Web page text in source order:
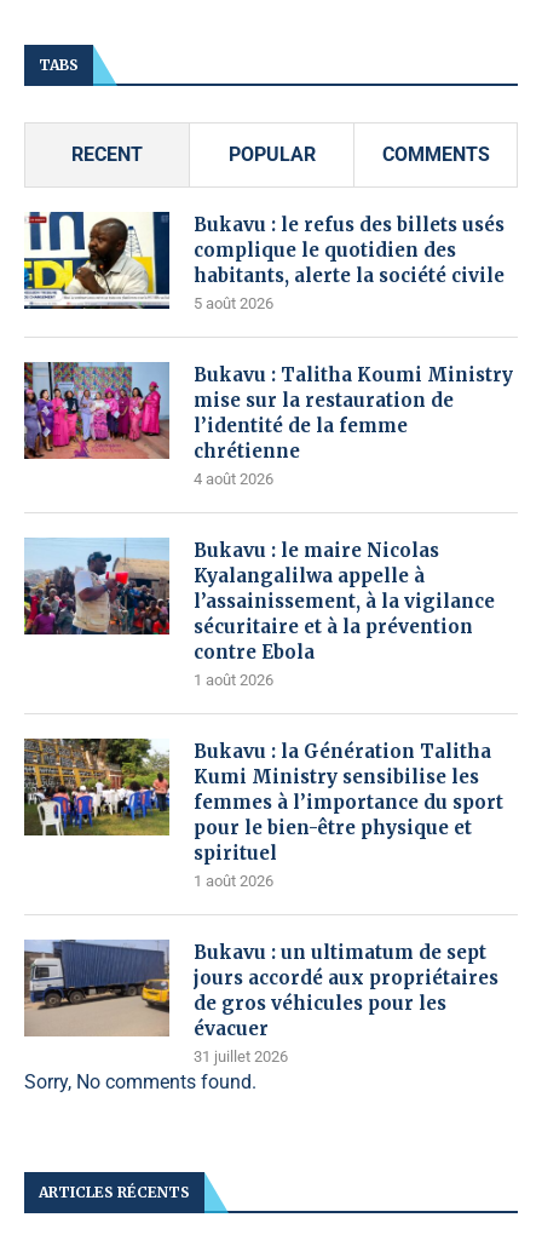
TABS
RECENT POPULAR COMMENTS
Bukavu : le refus des billets usés
complique le quotidien des
habitants, alerte la société civile
5 août 2026
Bukavu : Talitha Koumi Ministry
mise sur la restauration de
l’identité de la femme
chrétienne
4 août 2026
Bukavu : le maire Nicolas
Kyalangalilwa appelle à
l’assainissement, à la vigilance
sécuritaire et à la prévention
contre Ebola
1 août 2026
Bukavu : la Génération Talitha
Kumi Ministry sensibilise les
femmes à l’importance du sport
pour le bien-être physique et
spirituel
1 août 2026
Bukavu : un ultimatum de sept
jours accordé aux propriétaires
de gros véhicules pour les
évacuer
31 juillet 2026
Sorry, No comments found.
ARTICLES RÉCENTS